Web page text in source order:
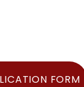
FORM